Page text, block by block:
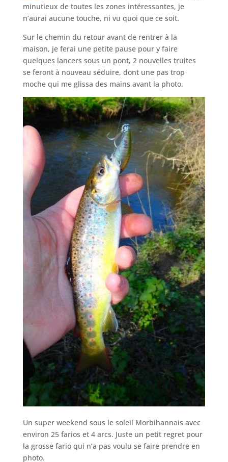
minutieux de toutes les zones intéressantes, je
n’aurai aucune touche, ni vu quoi que ce soit.
Sur le chemin du retour avant de rentrer à la
maison, je ferai une petite pause pour y faire
quelques lancers sous un pont, 2 nouvelles truites
se feront à nouveau séduire, dont une pas trop
moche qui me glissa des mains avant la photo.
Un super weekend sous le soleil Morbihannais avec
environ 25 farios et 4 arcs. Juste un petit regret pour
la grosse fario qui n’a pas voulu se faire prendre en
photo.